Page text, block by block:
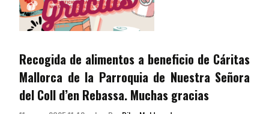
Recogida de alimentos a beneficio de Cáritas
Mallorca de la Parroquia de Nuestra Señora
del Coll d’en Rebassa. Muchas gracias